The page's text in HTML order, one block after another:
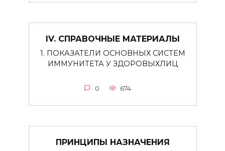
IV. СПРАВОЧНЫЕ МАТЕРИАЛЫ
1. ПОКАЗАТЕЛИ ОСНОВНЫХ СИСТЕМ
ИММУНИТЕТА У ЗДОРОВЫХЛИЦ
0 674
ПРИНЦИПЫ НАЗНАЧЕНИЯ